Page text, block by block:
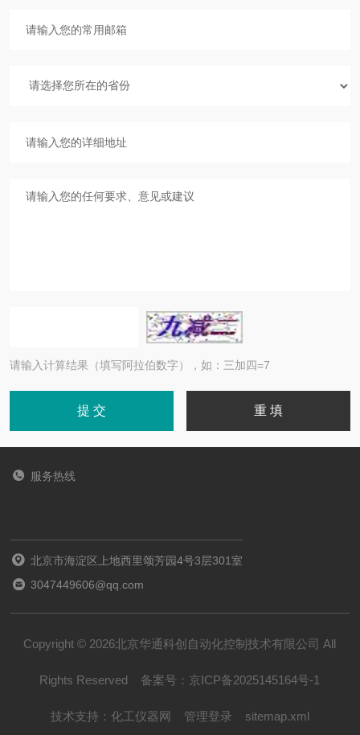
请输入计算结果（填写阿拉伯数字），如：三加四=7
服务热线
北京市海淀区上地西里颂芳园4号3层301室
3047449606@qq.com
Copyright © 2026北京华通科创自动化控制技术有限公司 All
Rights Reserved 备案号： 京ICP备2025145164号-1
技术支持： 化工仪器网 管理登录 sitemap.xml